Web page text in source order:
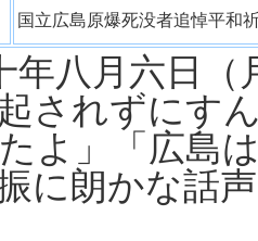
国立広島原爆死没者追悼平
年八月六日（
起されずにす
よ」「広島
に朗かな話